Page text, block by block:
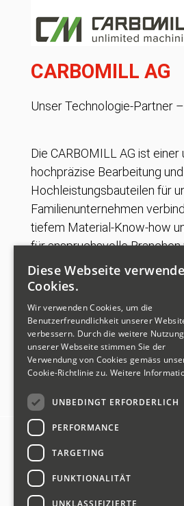
CARBOMILL AG
Unser Technologie-Partner
Die CARBOMILL AG ist
hochpräzise Bearbeitung
Hochleistungsbauteilen für
Familienunternehmen
tiefem Material-Know-how
für anspruchsvolle
Maschinenbau.
Durch diese Partnerschaft
Produktionskompetenz,
Verständnis für technische
Diese Webseite
Cookies.
Wir verwenden Cookies, um die
Benutzerfreundlichkeit unserer
verbessern. Durch die weitere Nutzung
unserer Webseite stimmen Sie der
Verwendung von Cookies gemäss
Cookie-Richtlinie zu. Weitere
UNBEDINGT ERFORDERLICH
PERFORMANCE
TARGETING
FUNKTIONALITÄT
UNKLASSIFIZIERTE